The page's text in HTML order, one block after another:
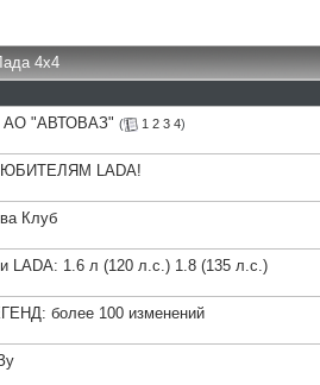
4х4
АО "АВТОВАЗ" ( 1 2 3 4)
LADA!
Клуб
LADA: 1.6 л (120 л.с.) 1.8 (135 л.с.)
более 100 изменений